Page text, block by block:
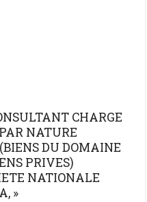
CHARGE
NATURE
DU DOMAINE
PRIVES)
NATIONALE
»